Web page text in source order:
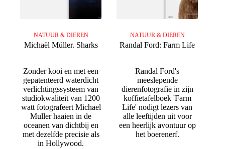
NATUUR & DIEREN
Michaël Müller. Sharks
Zonder kooi en met een
gepatenteerd waterdicht
verlichtingssysteem van
studiokwaliteit van 1200
watt fotografeert Michael
Muller haaien in de
oceanen van dichtbij en
met dezelfde precisie als
in Hollywood.
NATUUR & DIEREN
Randal Ford: Farm Life
Randal Ford's
meeslepende
dierenfotografie in zijn
koffietafelboek 'Farm
Life' nodigt lezers van
alle leeftijden uit voor
een heerlijk avontuur op
het boerenerf.